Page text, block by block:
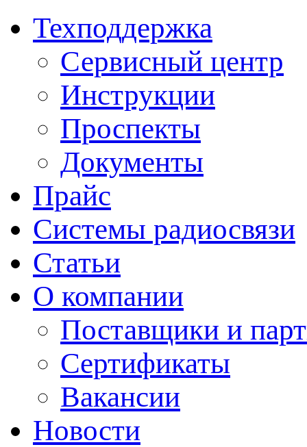
Техподдержка
Сервисный центр
Инструкции
Проспекты
Документы
Прайс
Системы радиосвязи
Статьи
О компании
Поставщики и
Cертификаты
Вакансии
Новости